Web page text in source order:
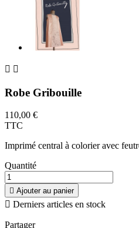
 
Robe Gribouille
110,00 €
TTC
Imprimé central à colorier avec
Quantité
 Ajouter au panier
 Derniers articles en stock
Partager